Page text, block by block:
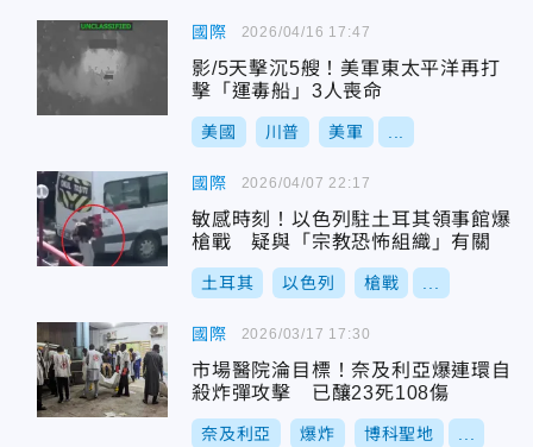
國際
影/5天擊沉5艘！美軍東太平洋再打
擊「運毒船」3人喪命
美國 川普 美軍
2026/04/16 17:47
國際
敏感時刻！以色列駐土耳其領事館爆
槍戰 疑與「宗教恐怖組織」有關
土耳其 以色列 槍戰
2026/04/07 22:17
國際
市場醫院淪目標！奈及利亞爆連環自
殺炸彈攻擊 已釀23死108傷
奈及利亞 爆炸 博科聖地
2026/03/17 17:30